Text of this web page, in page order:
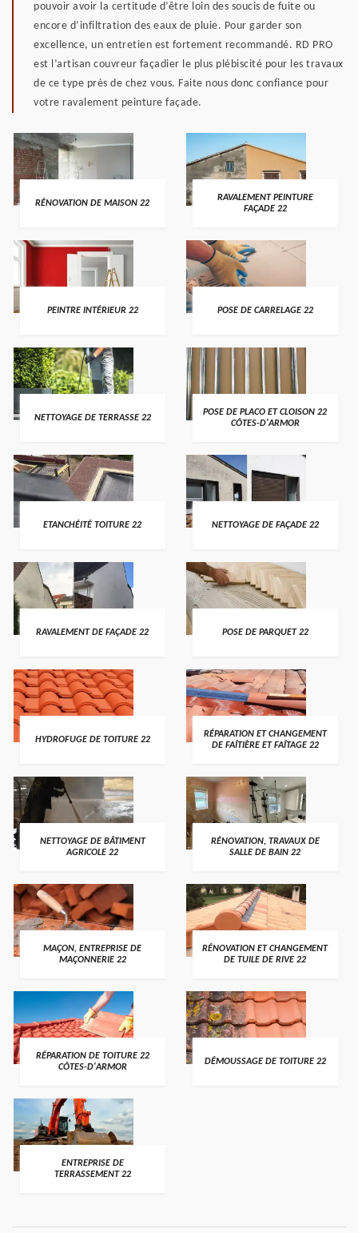
pouvoir avoir la certitude d’être loin des soucis de fuite ou
encore d’infiltration des eaux de pluie. Pour garder son
excellence, un entretien est fortement recommandé. RD PRO
est l’artisan couvreur façadier le plus plébiscité pour les travaux
de ce type près de chez vous. Faite nous donc confiance pour
votre ravalement peinture façade.
RÉNOVATION DE MAISON 22
RAVALEMENT PEINTURE
FAÇADE 22
PEINTRE INTÉRIEUR 22 POSE DE CARRELAGE 22
NETTOYAGE DE TERRASSE 22
POSE DE PLACO ET CLOISON 22
CÔTES-D'ARMOR
ETANCHÉITÉ TOITURE 22 NETTOYAGE DE FAÇADE 22
RAVALEMENT DE FAÇADE 22 POSE DE PARQUET 22
HYDROFUGE DE TOITURE 22
RÉPARATION ET CHANGEMENT
DE FAÎTIÈRE ET FAÎTAGE 22
NETTOYAGE DE BÂTIMENT
AGRICOLE 22
RÉNOVATION, TRAVAUX DE
SALLE DE BAIN 22
MAÇON, ENTREPRISE DE
MAÇONNERIE 22
RÉNOVATION ET CHANGEMENT
DE TUILE DE RIVE 22
RÉPARATION DE TOITURE 22
CÔTES-D'ARMOR
DÉMOUSSAGE DE TOITURE 22
ENTREPRISE DE
TERRASSEMENT 22